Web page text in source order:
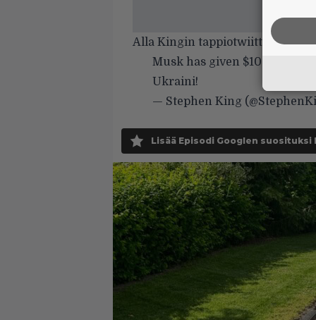
Alla Kingin tappiotwiitti.
Musk has given $100
Ukraini!
— Stephen King
Lisää Episodi Googlen suosituksi